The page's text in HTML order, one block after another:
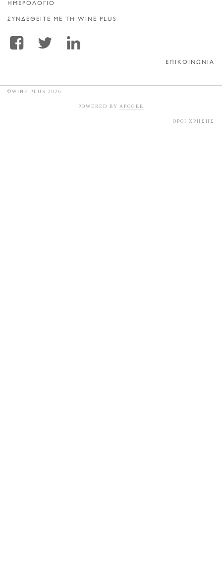
ΗΜΕΡΟΛΟΓΙΟ
ΣΥΝΔΕΘΕΙΤΕ ΜΕ ΤΗ WINE PLUS
ΕΠΙΚΟΙΝΩΝΙΑ
©WINE PLUS 2026
POWERED BY APOGEE
ΟΡΟΙ ΧΡΗΣΗΣ